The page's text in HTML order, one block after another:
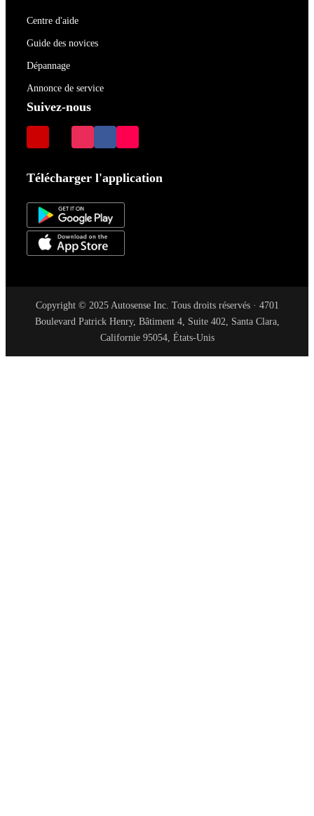
Centre d'aide
Guide des novices
Dépannage
Annonce de service
Suivez-nous
Télécharger l'application
Copyright © 2025 Autosense Inc. Tous droits réservés · 4701
Boulevard Patrick Henry, Bâtiment 4, Suite 402, Santa Clara,
Californie 95054, États-Unis